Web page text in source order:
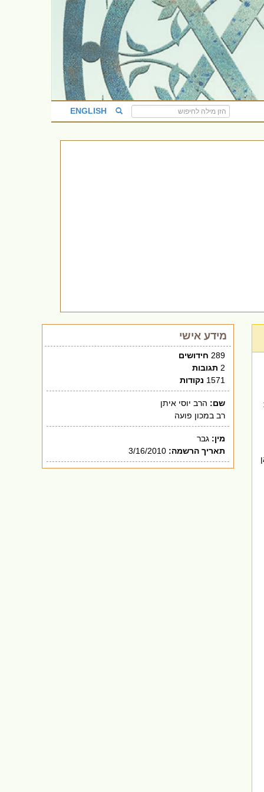
ENGLISH
מידע אישי
289 חידושים
2 תגובות
1571 נקודות
שם: הרב יוסי איתן
רב במכון פועה
מין: גבר
תאריך הרשמה: 3/16/2010